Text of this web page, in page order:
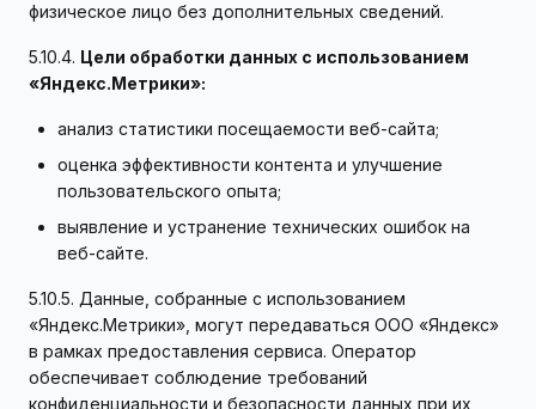
физическое лицо без дополнительных сведений.
5.10.4. Цели обработки данных с использованием
«Яндекс.Метрики»:
анализ статистики посещаемости веб-сайта;
оценка эффективности контента и улучшение
пользовательского опыта;
выявление и устранение технических ошибок на
веб-сайте.
5.10.5. Данные, собранные с использованием
«Яндекс.Метрики», могут передаваться ООО «Яндекс»
в рамках предоставления сервиса. Оператор
обеспечивает соблюдение требований
конфиденциальности и безопасности данных при их